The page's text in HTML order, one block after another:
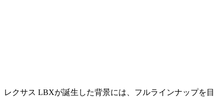
レクサス LBXが誕生した背景には、フルラインナップを目